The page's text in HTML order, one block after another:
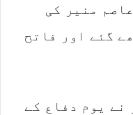
منیر کی
گئے اور فاتح
نے یوم دفاع کے